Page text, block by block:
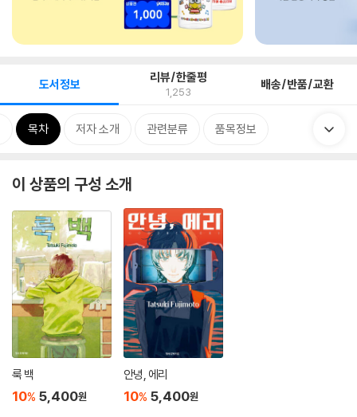
도서정보 리뷰/한줄평
1,253 배송/반품/교환
목차 저자 소개 관련분류 품목정보
이 상품의 구성 소개
룩 백
10% 5,400원
안녕, 에리
10% 5,400원